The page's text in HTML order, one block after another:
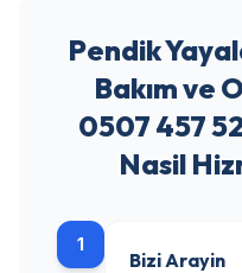
Pendik
Bakım ve
0507 457
Nasil
1
Bizi Arayin